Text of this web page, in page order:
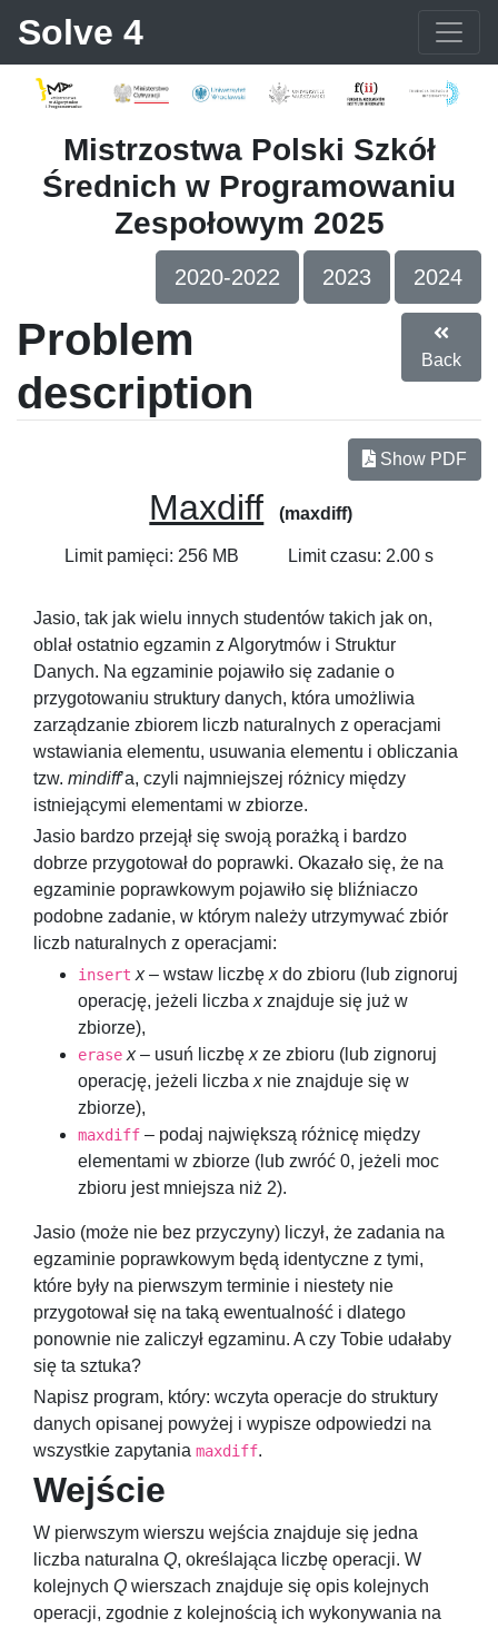
Solve 4
Mistrzostwa Polski Szkół
Średnich w Programowaniu
Zespołowym 2025
2020-2022 2023 2024
Problem
description
Back
Show PDF
Maxdiff (maxdiff)
Limit pamięci: 256 MB Limit czasu: 2.00 s
Jasio, tak jak wielu innych studentów takich jak on,
oblał ostatnio egzamin z Algorytmów i Struktur
Danych. Na egzaminie pojawiło się zadanie o
przygotowaniu struktury danych, która umożliwia
zarządzanie zbiorem liczb naturalnych z operacjami
wstawiania elementu, usuwania elementu i obliczania
tzw. mindiff’a, czyli najmniejszej różnicy między
istniejącymi elementami w zbiorze.
Jasio bardzo przejął się swoją porażką i bardzo
dobrze przygotował do poprawki. Okazało się, że na
egzaminie poprawkowym pojawiło się bliźniaczo
podobne zadanie, w którym należy utrzymywać zbiór
liczb naturalnych z operacjami:
insert x– wstaw liczbę xdo zbioru (lub zignoruj
operację, jeżeli liczba xznajduje się już w
zbiorze),
erase x– usuń liczbę xze zbioru (lub zignoruj
operację, jeżeli liczba xnie znajduje się w
zbiorze),
maxdiff – podaj największą różnicę między
elementami w zbiorze (lub zwróć 0, jeżeli moc
zbioru jest mniejsza niż 2).
Jasio (może nie bez przyczyny) liczył, że zadania na
egzaminie poprawkowym będą identyczne z tymi,
które były na pierwszym terminie i niestety nie
przygotował się na taką ewentualność i dlatego
ponownie nie zaliczył egzaminu. A czy Tobie udałaby
się ta sztuka?
Napisz program, który: wczyta operacje do struktury
danych opisanej powyżej i wypisze odpowiedzi na
wszystkie zapytania maxdiff.
Wejście
W pierwszym wierszu wejścia znajduje się jedna
liczba naturalna Q, określająca liczbę operacji. W
kolejnych Q wierszach znajduje się opis kolejnych
operacji, zgodnie z kolejnością ich wykonywania na